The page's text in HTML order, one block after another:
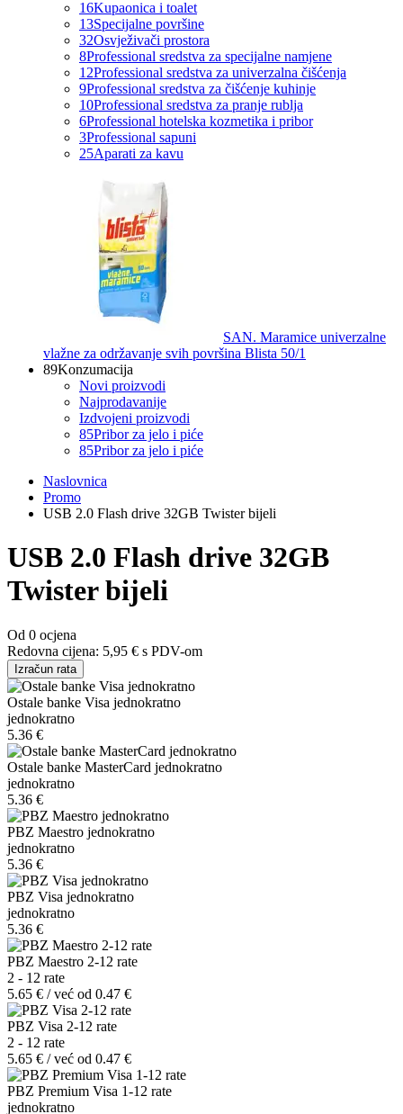
16Kupaonica i toalet
13Specijalne površine
32Osvježivači prostora
8Professional sredstva za specijalne namjene
12Professional sredstva za univerzalna čišćenja
9Professional sredstva za čišćenje kuhinje
10Professional sredstva za pranje rublja
6Professional hotelska kozmetika i pribor
3Professional sapuni
25Aparati za kavu
SAN. Maramice univerzalne
vlažne za održavanje svih površina Blista 50/1
89Konzumacija
Novi proizvodi
Najprodavanije
Izdvojeni proizvodi
85Pribor za jelo i piće
85Pribor za jelo i piće
Naslovnica
Promo
USB 2.0 Flash drive 32GB Twister bijeli
USB 2.0 Flash drive 32GB
Twister bijeli
Od 0 ocjena
Redovna cijena: 5,95 € s PDV-om
Izračun rata
Ostale banke Visa jednokratno
jednokratno
5.36 €
Ostale banke MasterCard jednokratno
jednokratno
5.36 €
PBZ Maestro jednokratno
jednokratno
5.36 €
PBZ Visa jednokratno
jednokratno
5.36 €
PBZ Maestro 2-12 rate
2 - 12 rate
5.65 € / već od 0.47 €
PBZ Visa 2-12 rate
2 - 12 rate
5.65 € / već od 0.47 €
PBZ Premium Visa 1-12 rate
jednokratno